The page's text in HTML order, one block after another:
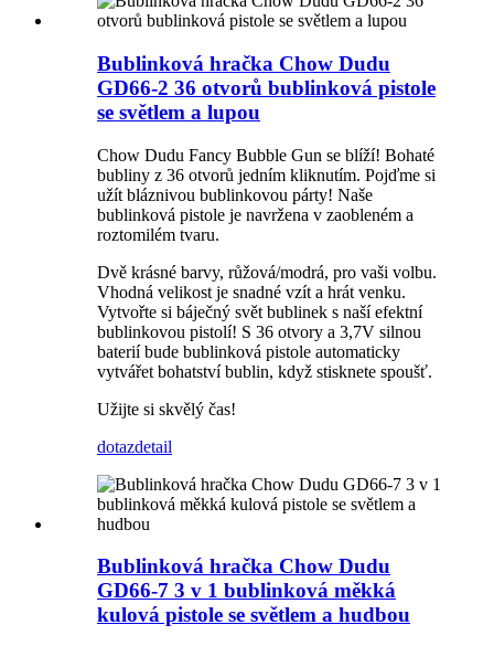
Bublinková hračka Chow Dudu
GD66-2 36 otvorů bublinková pistole
se světlem a lupou
Chow Dudu Fancy Bubble Gun se blíží! Bohaté
bubliny z 36 otvorů jedním kliknutím. Pojďme si
užít bláznivou bublinkovou párty! Naše
bublinková pistole je navržena v zaobleném a
roztomilém tvaru.
Dvě krásné barvy, růžová/modrá, pro vaši volbu.
Vhodná velikost je snadné vzít a hrát venku.
Vytvořte si báječný svět bublinek s naší efektní
bublinkovou pistolí! S 36 otvory a 3,7V silnou
baterií bude bublinková pistole automaticky
vytvářet bohatství bublin, když stisknete spoušť.
Užijte si skvělý čas!
dotazdetail
Bublinková hračka Chow Dudu
GD66-7 3 v 1 bublinková měkká
kulová pistole se světlem a hudbou